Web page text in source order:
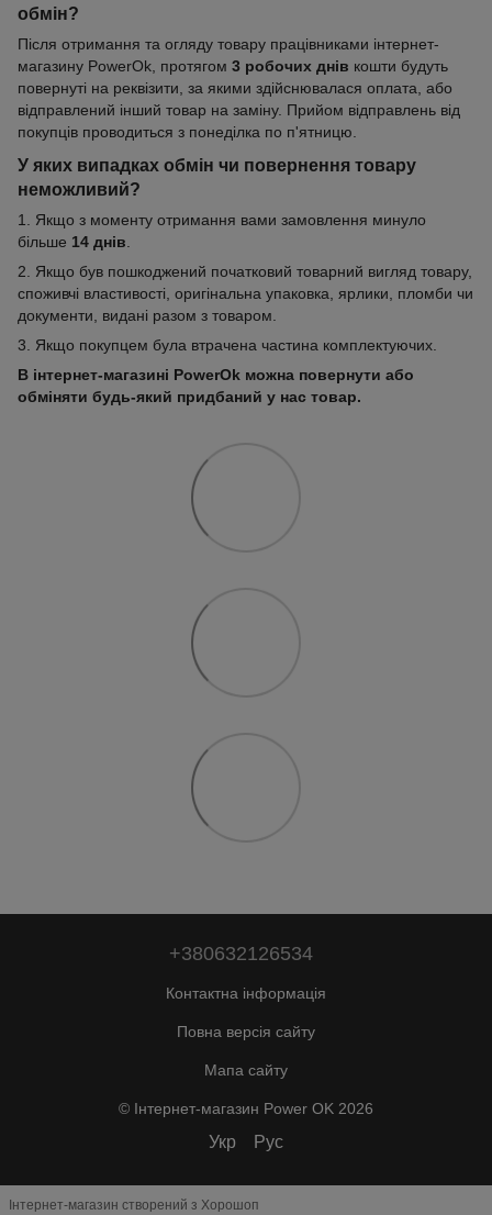
обмін?
Після отримання та огляду товару працівниками інтернет-
магазину PowerOk, протягом 3 робочих днів кошти будуть
повернуті на реквізити, за якими здійснювалася оплата, або
відправлений інший товар на заміну. Прийом відправлень від
покупців проводиться з понеділка по п'ятницю.
У яких випадках обмін чи повернення товару
неможливий?
1. Якщо з моменту отримання вами замовлення минуло
більше 14 днів.
2. Якщо був пошкоджений початковий товарний вигляд товару,
споживчі властивості, оригінальна упаковка, ярлики, пломби чи
документи, видані разом з товаром.
3. Якщо покупцем була втрачена частина комплектуючих.
В інтернет-магазині PowerOk можна повернути або
обміняти будь-який придбаний у нас товар.
+380632126534
Контактна інформація
Повна версія сайту
Мапа сайту
© Інтернет-магазин Power OK 2026
Укр Рус
Інтернет-магазин створений з Хорошоп